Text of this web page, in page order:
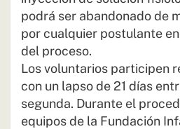
podrá ser abandonado de
por cualquier postulante
del proceso.
Los voluntarios participen
con un lapso de 21 días
segunda. Durante el
equipos de la Fundación